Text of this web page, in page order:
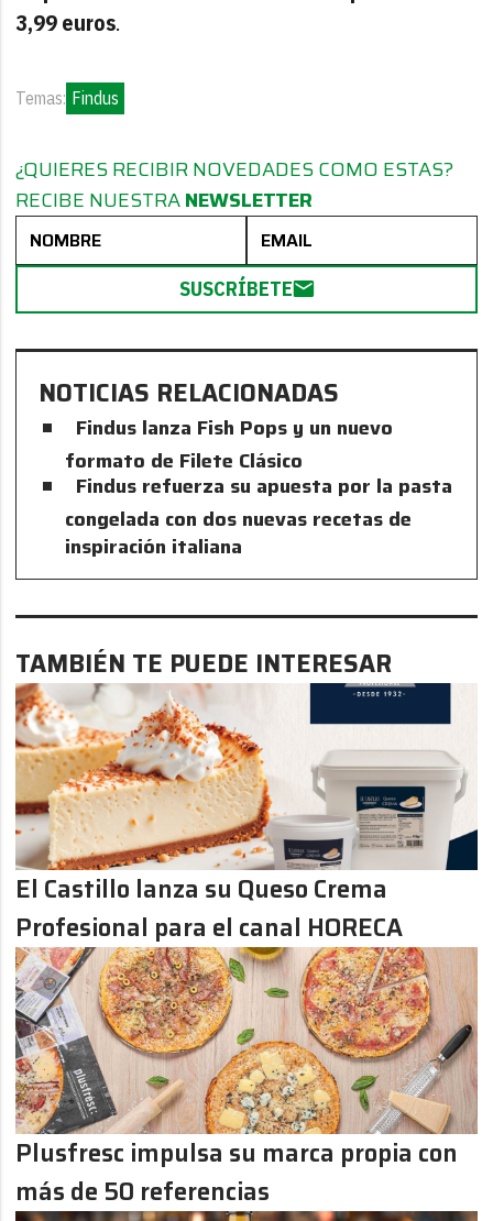
3,99 euros.
Temas: Findus
¿QUIERES RECIBIR NOVEDADES COMO ESTAS?
RECIBE NUESTRANEWSLETTER
SUSCRÍBETE
NOTICIAS RELACIONADAS
Findus lanza Fish Pops y un nuevo
formato de Filete Clásico
Findus refuerza su apuesta por la pasta
congelada con dos nuevas recetas de
inspiración italiana
TAMBIÉN TE PUEDE INTERESAR
El Castillo lanza su Queso Crema
Profesional para el canal HORECA
Plusfresc impulsa su marca propia con
más de 50 referencias